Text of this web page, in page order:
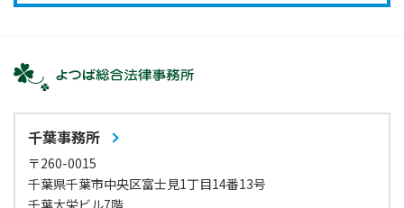
千葉事務所
〒260-0015
千葉県千葉市中央区富士見1丁目14番13号